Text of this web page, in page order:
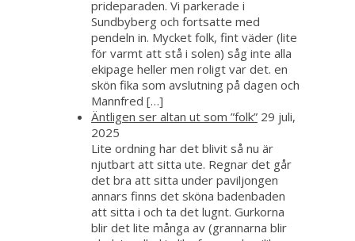
prideparaden. Vi parkerade i
Sundbyberg och fortsatte med
pendeln in. Mycket folk, fint väder (lite
för varmt att stå i solen) såg inte alla
ekipage heller men roligt var det. en
skön fika som avslutning på dagen och
Mannfred […]
Äntligen ser altan ut som ”folk” 29 juli,
2025
Lite ordning har det blivit så nu är
njutbart att sitta ute. Regnar det går
det bra att sitta under paviljongen
annars finns det sköna badenbaden
att sitta i och ta det lugnt. Gurkorna
blir det lite många av (grannarna blir